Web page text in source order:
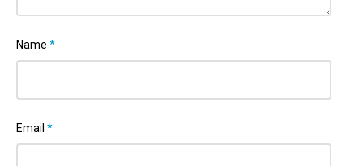
Name *
Email *